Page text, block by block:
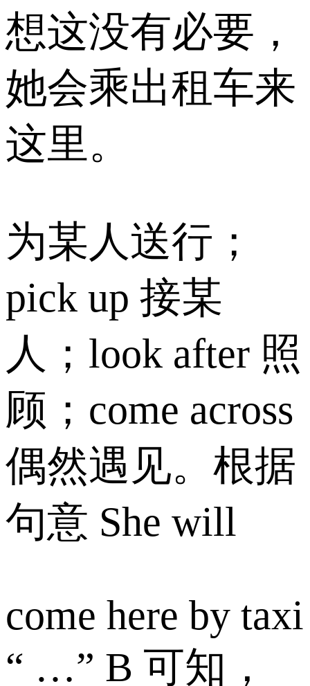
想这没有必要，
她会乘出租车来
这里。
为某人送行；
pick up 接某
人；look after 照
顾；come across
偶然遇见。根据
句意 She will
come here by taxi
“ …” B 可知，